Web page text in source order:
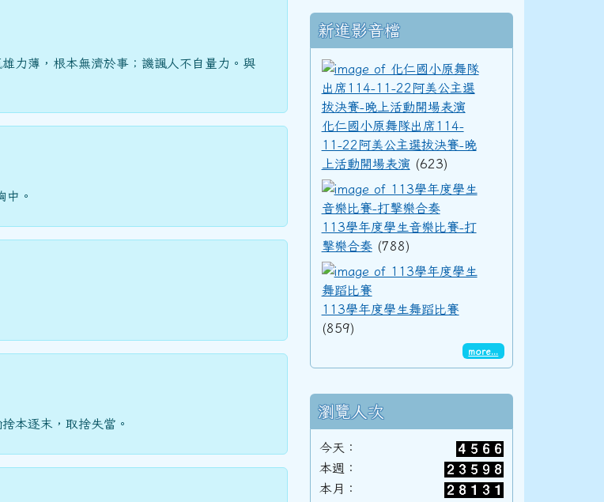
力薄，根本無濟於事；譏諷人不自量力。與
中。
本逐末，取捨失當。
新進影音檔
化仁國小原舞隊出席114-
11-22阿美公主選拔決賽-晚
上活動開場表演(623)
113學年度學生音樂比賽-打
擊樂合奏(788)
113學年度學生舞蹈比賽
(859)
more...
瀏覽人次
今天：
本週：
本月：